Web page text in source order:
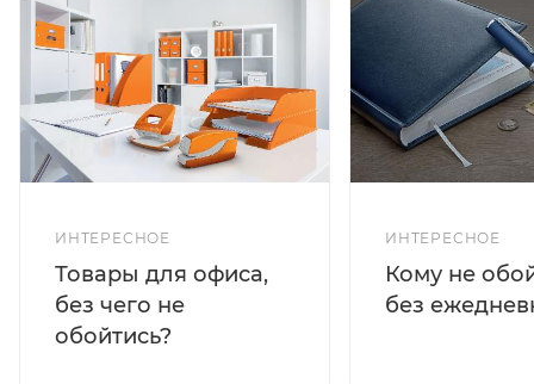
ИНТЕРЕСНОЕ
Товары для офиса,
без чего не
обойтись?
ИНТЕРЕСНОЕ
Кому не
без